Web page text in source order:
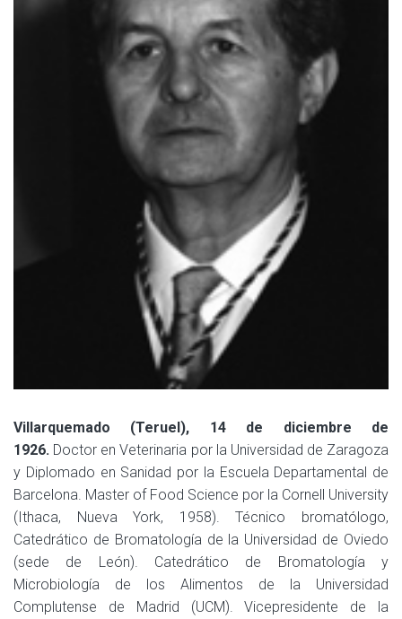
Villarquemado (Teruel), 14 de diciembre de
1926. Doctor en Veterinaria por la Universidad de Zaragoza
y Diplomado en Sanidad por la Escuela Departamental de
Barcelona. Master of Food Science por la Cornell University
(Ithaca, Nueva York, 1958). Técnico bromatólogo,
Catedrático de Bromatología de la Universidad de Oviedo
(sede de León). Catedrático de Bromatología y
Microbiología de los Alimentos de la Universidad
Complutense de Madrid (UCM). Vicepresidente de la